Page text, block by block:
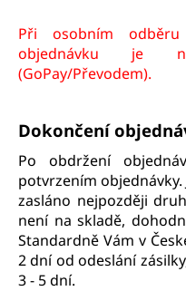
Při osobním
objednávku je
(GoPay/Převodem).
Dokončení
Po obdržení
potvrzením objednávky.
zasláno nejpozději
není na skladě,
Standardně Vám v
2 dní od odeslání
3 - 5 dní.